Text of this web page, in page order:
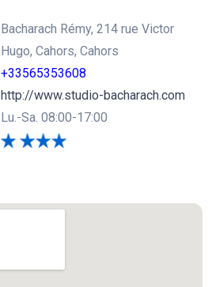
Bacharach Rémy, 214 rue Victor
Hugo, Cahors, Cahors
+33565353608
http://www.studio-bacharach.com
Lu.-Sa. 08:00-17:00